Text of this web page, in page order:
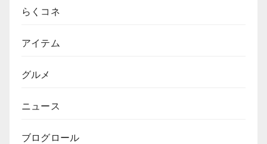
らくコネ
アイテム
グルメ
ニュース
ブログロール